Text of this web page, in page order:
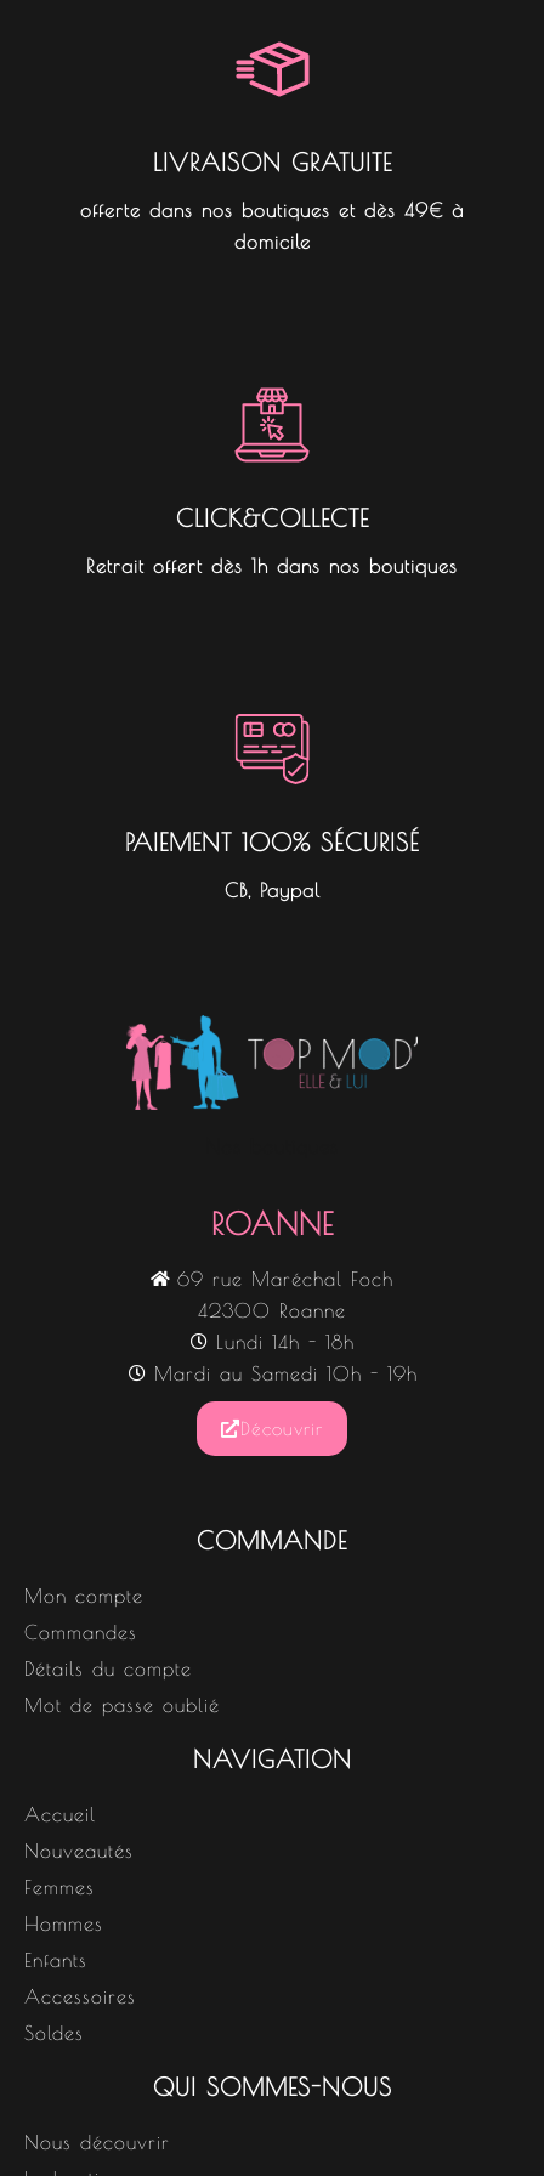
a
m
LIVRAISON GRATUITE
offerte dans nos boutiques et dès 49€ à
domicile
CLICK&COLLECTE
Retrait offert dès 1h dans nos boutiques
PAIEMENT 100% SÉCURISÉ
CB, Paypal
ROANNE
69 rue Maréchal Foch
42300 Roanne
Lundi 14h - 18h
Mardi au Samedi 10h - 19h
Découvrir
COMMANDE
Mon compte
Commandes
Détails du compte
Mot de passe oublié
NAVIGATION
Accueil
Nouveautés
Femmes
Hommes
Enfants
Accessoires
Soldes
QUI SOMMES-NOUS
Nous découvrir